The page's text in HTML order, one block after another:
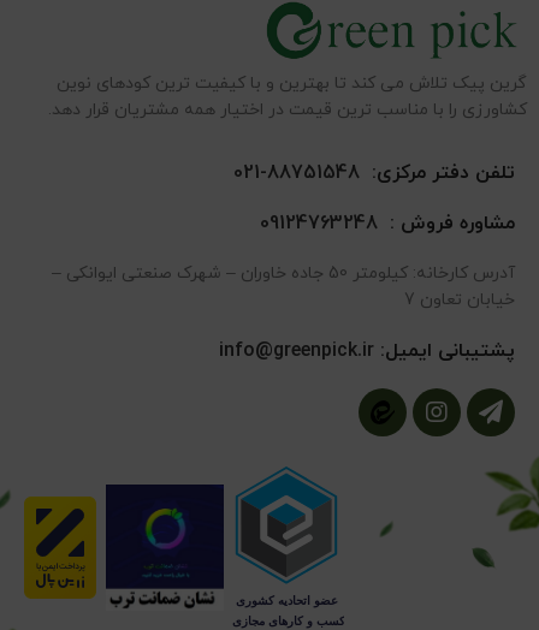
گرین پیک تلاش می کند تا بهترین و با کیفیت ترین کودهای نوین
کشاورزی را با مناسب ترین قیمت در اختیار همه مشتریان قرار دهد.
تلفن دفتر مرکزی:88751548-021
مشاوره فروش :09124763248
آدرس کارخانه: کیلومتر 50 جاده خاوران – شهرک صنعتی ایوانکی –
خیابان تعاون 7
پشتیبانی ایمیل:info@greenpick.ir